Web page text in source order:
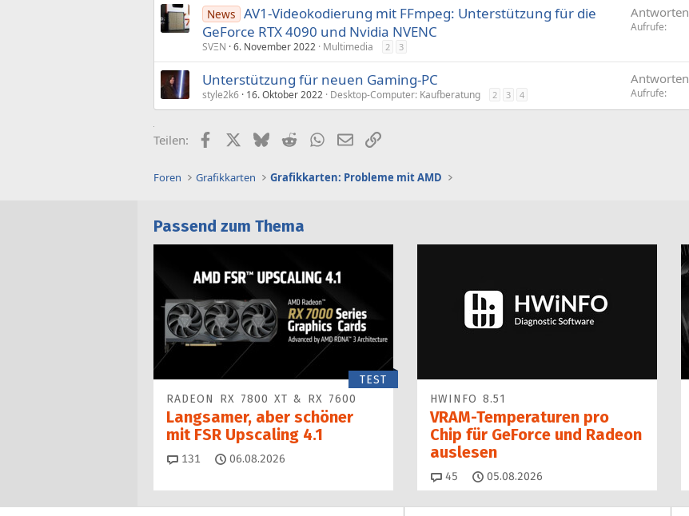
News AV1-Videokodierung mit FFmpeg: Unterstützung für die
GeForce RTX 4090 und Nvidia NVENC
SVΞN 6. November 2022 Multimedia 2 3
Antworten
Aufrufe
Unterstützung für neuen Gaming-PC
style2k6 16. Oktober 2022 Desktop-Computer: Kaufberatung 2 3 4
Antworten
Aufrufe
Teilen: FacebookX (Twitter)
BlueskyRedditWhatsApp
E-MailLink
Foren Grafikkarten Grafikkarten: Probleme mit AMD
Passend zum Thema
TEST
RADEON RX 7800 XT & RX 7600
Langsamer, aber schöner
mit FSR Upscaling 4.1
131 Kommentare
06.08.2026
HWINFO 8.51
VRAM-Temperaturen pro
Chip für GeForce und Radeon
auslesen
45 Kommentare
05.08.2026